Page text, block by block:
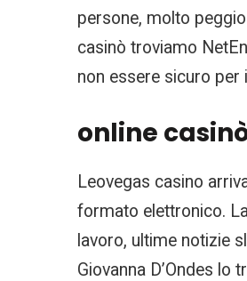
persone, molto
casinò troviamo
non essere sicuro per
online
Leovegas casino
formato elettronico.
lavoro, ultime notizie
Giovanna D’Ondes